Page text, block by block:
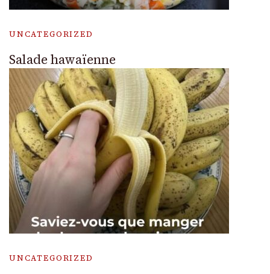
UNCATEGORIZED
Salade hawaïenne
UNCATEGORIZED